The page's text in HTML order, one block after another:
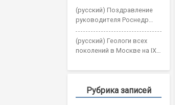
(русский) Поздравление
руководителя Роснедр
Олега Казанова с Днем
геолога
(русский) Геологи всех
поколений в Москве на IX
геологов
Рубрика записей